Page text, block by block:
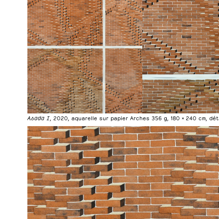
Asada I, 2020, aquarelle sur papier Arches 356 g, 180 × 240 cm,